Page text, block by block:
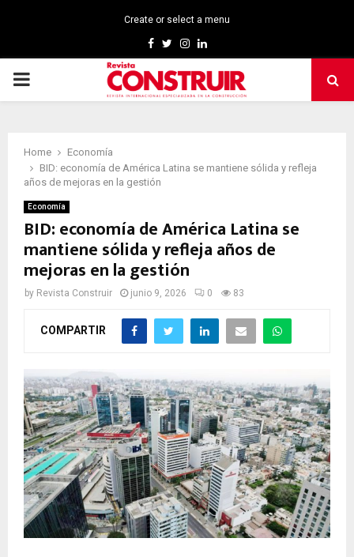
Create or select a menu
Facebook
TwitterInstagram
Linkedin
PRIMARY
Home
Economía
BID: economía de América Latina se mantiene sólida y refleja
años de mejoras en la gestión
Economía
BID: economía de América Latina se
mantiene sólida y refleja años de
mejoras en la gestión
by Revista Construir junio 9, 2026 0 83
COMPARTIR